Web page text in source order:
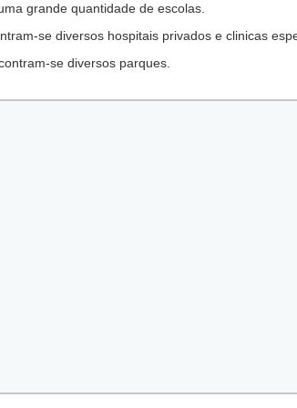
grande quantidade de escolas.
se diversos hospitais privados e clinicas
se diversos parques.